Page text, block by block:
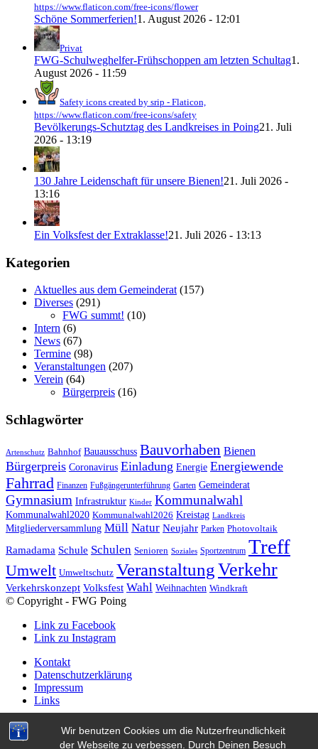
Wir benutzen Cookies um die Nutzerfreundlichkeit
der Webseite zu verbessen. Durch Deinen Besuch
https://www.flaticon.com/free-icons/flower
Schöne Sommerferien!1. August 2026 - 12:01
Privat
FWG-Schulweghelfer-Frühschoppen am letzten Schultag1.
August 2026 - 11:59
Safety icons created by srip - Flaticon,
https://www.flaticon.com/free-icons/safety
Bevölkerungs-Schutztag des Landkreises in Poing21. Juli
2026 - 13:19
130 Jahre Leidenschaft für unsere Bienen!21. Juli 2026 -
13:16
Ein Volksfest der Extraklasse!21. Juli 2026 - 13:13
Kategorien
Aktuelles aus dem Gemeinderat (157)
Diverses (291)
FWG summt! (10)
Intern (6)
News (67)
Termine (98)
Veranstaltungen (207)
Verein (64)
Bürgerpreis (16)
Schlagwörter
Artenschutz Bahnhof Bauausschuss Bauvorhaben Bienen
Bürgerpreis Coronavirus Einladung Energie Energiewende
Fahrrad Finanzen Fußgängerunterführung Garten Gemeinderat
Gymnasium Infrastruktur Kinder Kommunalwahl
Kommunalwahl2020 Kommunalwahl2026 Kreistag Landkreis
Mitgliederversammlung Müll Natur Neujahr Parken Photovoltaik
Ramadama Schule Schulen Senioren Soziales Sportzentrum Treff
Umwelt Umweltschutz VeranstaltungVerkehr
Verkehrskonzept Volksfest Wahl Weihnachten Windkraft
© Copyright - FWG Poing
Link zu Facebook
Link zu Instagram
Kontakt
Datenschutzerklärung
Impressum
Links
Veranstaltungen am vergangenen Wochenende Breite